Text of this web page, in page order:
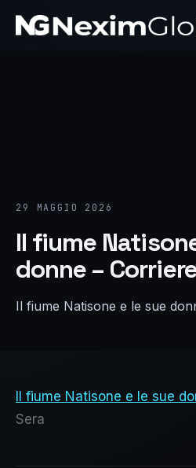
29 MAGGIO 2026
Il fiume
donne –
Il fiume Natisone e le sue
Il fiume Natisone e le sue
Sera